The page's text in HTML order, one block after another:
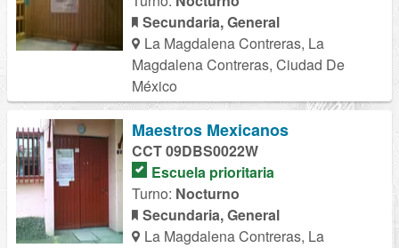
Secundaria, General
La Magdalena Contreras, La
Magdalena Contreras, Ciudad De
México
Maestros Mexicanos
CCT 09DBS0022W
Escuela prioritaria
Turno: Nocturno
Secundaria, General
La Magdalena Contreras, La